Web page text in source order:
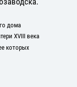
дома
XVIII века
которых